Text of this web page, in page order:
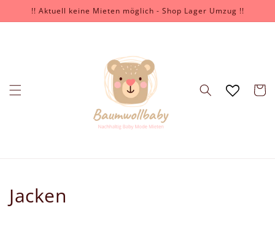
zum
Inhalt
!! Aktuell keine Mieten möglich - Shop Lager Umzug !!
K
Jacken